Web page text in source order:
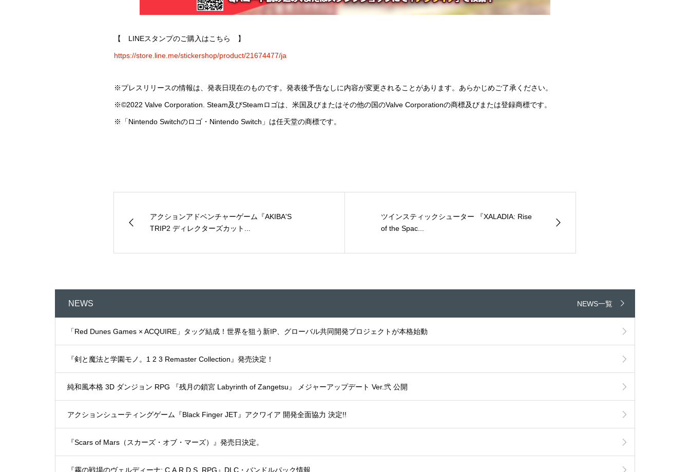
【 LINEスタンプのご購入はこちら 】
https://store.line.me/stickershop/product/21674477/ja
※プレスリリースの情報は、発表日現在のものです。発表後予告なしに内容が変更されることがあります。あらかじめご了承ください。
※©2022 Valve Corporation. Steam及びSteamロゴは、米国及びまたはその他の国のValve Corporationの商標及びまたは登録商標です。
※「Nintendo Switchのロゴ・Nintendo Switch」は任天堂の商標です。
アクションアドベンチャーゲーム『AKIBA'S
TRIP2 ディレクターズカット...
ツインスティックシューター 『XALADIA: Rise
of the Spac...
NEWS NEWS一覧
「Red Dunes Games × ACQUIRE」タッグ結成！世界を狙う新IP、グローバル共同開発プロジェクトが本格始動
『剣と魔法と学園モノ。1 2 3 Remaster Collection』発売決定！
純和風本格 3D ダンジョン RPG 『残月の鎖宮 Labyrinth of Zangetsu』 メジャーアップデート Ver.弐 公開
アクションシューティングゲーム『Black Finger JET』アクワイア 開発全面協力 決定!!
『Scars of Mars（スカーズ・オブ・マーズ）』発売日決定。
『霧の戦場のヴェルディーナ: C.A.R.D.S. RPG』DLC・バンドルパック情報